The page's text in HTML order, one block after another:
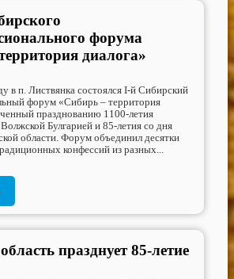
форума
диалога»
в п. Листвянка состоялся I-й Cибирский
форум «Сибирь – территория
празднованию 1100-летия
Булгарией и 85-летия со дня
области. Форум объединил десятки
конфессий из разных...
празднует 85-летие